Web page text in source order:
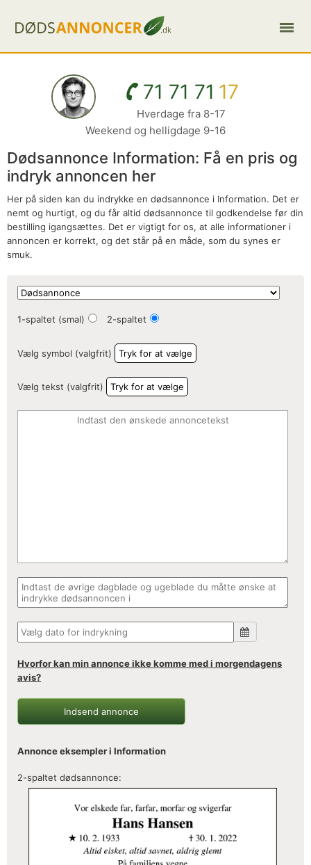
71 71 71 17
Hverdage fra 8-17
Weekend og helligdage 9-16
Dødsannonce Information: Få en pris og
indryk annoncen her
Her på siden kan du indrykke en dødsannonce i Information. Det er
nemt og hurtigt, og du får altid dødsannonce til godkendelse før din
bestilling igangsættes. Det er vigtigt for os, at alle informationer i
annoncen er korrekt, og det står på en måde, som du synes er
smuk.
1-spaltet (smal) 2-spaltet
Vælg symbol (valgfrit) Tryk for at vælge
Vælg tekst (valgfrit) Tryk for at vælge
Hvorfor kan min annonce ikke komme med i morgendagens
avis?
Indsend annonce
Annonce eksempler i Information
2-spaltet dødsannonce: